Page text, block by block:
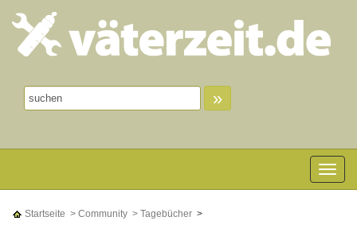
»
Toggle
Startseite > Community > Tagebücher >